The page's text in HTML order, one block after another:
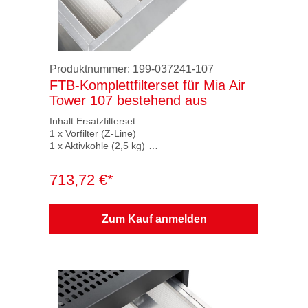
Nutzung der Mia Air App beim Käufer nicht
erfüllt werden, berechtigt dies den Käufer nicht
zur Geltendmachung von
Gewährleistungsrechten, insbesondere nicht
zum Rücktritt vom Vertrag.
Produktnummer: 199-037241-107
FTB-Komplettfilterset für Mia Air
Tower 107 bestehend aus
Inhalt Ersatzfilterset:
1 x Vorfilter (Z-Line)
1 x Aktivkohle (2,5 kg)
713,72 €*
Zum Kauf anmelden